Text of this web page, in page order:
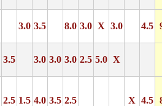
3.0 3.5 8.0 3.0 X 3.0 4.5
3.5 3.0 3.0 3.0 2.5 5.0 X
2.5 1.5 4.0 3.5 2.5 X 4.5